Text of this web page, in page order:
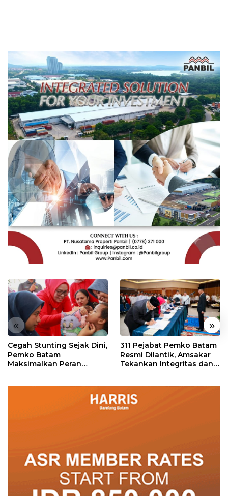
« »
Cegah Stunting Sejak Dini,
Pemko Batam
Maksimalkan Peran
311 Pejabat Pemko Batam
Resmi Dilantik, Amsakar
Tekankan Integritas dan